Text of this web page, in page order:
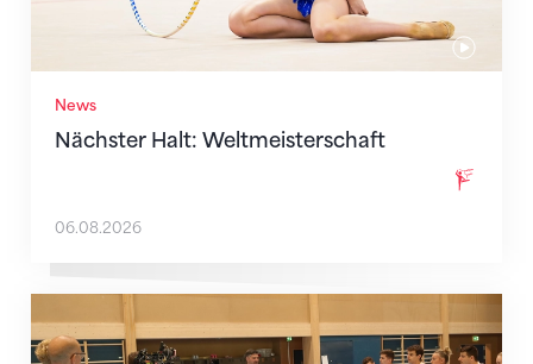
News
Nächster Halt: Weltmeisterschaft
06.08.2026
Mit klaren Zielen nach Zagreb